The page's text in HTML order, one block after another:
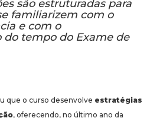
são estruturadas para
familiarizem com o
e com o
tempo do Exame de
que o curso desenvolve estratégias
, oferecendo, no último ano da